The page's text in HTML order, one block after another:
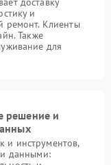
и
ремонт. Клиенты
Также
для
решение и
и инструментов,
данными: